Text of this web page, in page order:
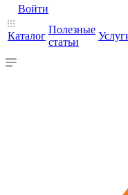
Войти
Каталог
Полезные
статьи